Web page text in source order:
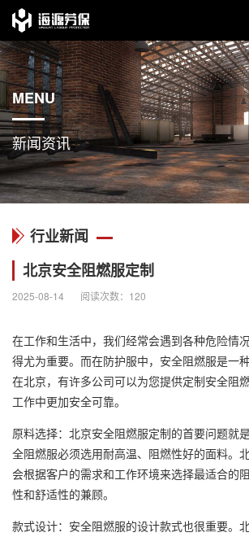
MENU
新闻资讯
行业新闻
北京安全阻燃服定制
2025-08-14 阅读次数： 120
在工作和生活中，我们经常会遇到各种危险情
得尤为重要。而在防护服中，安全阻燃服是一
在北京，有许多公司可以为您提供定制安全阻
工作中更加安全可靠。
原料选择：北京安全阻燃服定制的首要问题就
全阻燃服必须选用耐高温、阻燃性好的面料。
会根据客户的需求和工作环境来选择最适合的
性和舒适性的兼顾。
款式设计：安全阻燃服的设计款式也很重要。